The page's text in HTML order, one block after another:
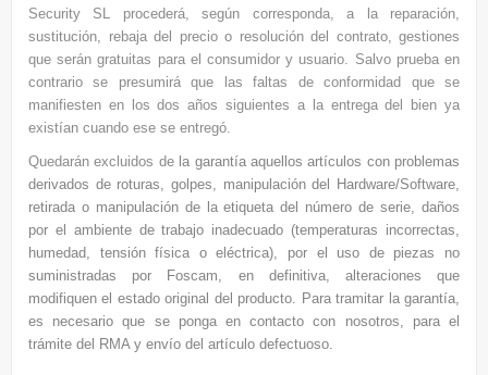
Security SL procederá, según corresponda, a la reparación,
sustitución, rebaja del precio o resolución del contrato, gestiones
que serán gratuitas para el consumidor y usuario. Salvo prueba en
contrario se presumirá que
las faltas de conformidad que se
manifiesten en los dos años siguientes a la entrega del bien ya
existían cuando ese se entregó.
Quedarán excluidos dela garantía aquellos artículos con problemas
derivados de roturas, golpes, manipulación del Hardware/Software,
retirada o manipulación de la etiqueta del número de serie, daños
por el ambiente de trabajo inadecuado (temperaturas incorrectas,
humedad, tensión física o eléctrica), por el uso de piezas no
suministradas por Foscam, en definitiva, alteraciones que
modifiquen el estado original del producto. Para tramitar la garantía,
es necesario que se ponga en contacto con nosotros, para el
trámite del RMA y envío del artículo defectuoso.